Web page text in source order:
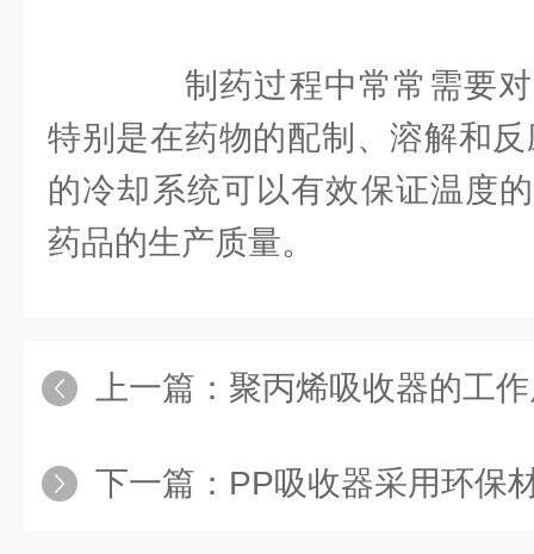
制药过程中常常需要对
特别是在药物的配制、溶解和
的冷却系统可以有效保证温度
药品的生产质量。
上一篇： 聚丙烯吸收器的工
下一篇： PP吸收器采用环保材料石墨